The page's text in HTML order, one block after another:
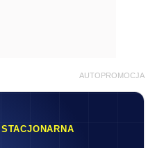
AUTOPROMOCJA